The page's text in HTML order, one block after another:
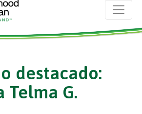
destacado:
Telma G.